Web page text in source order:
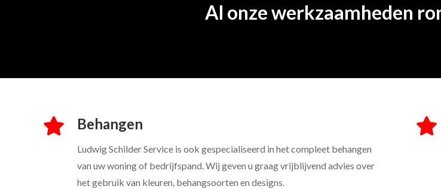
Al onze werkzaamheden
Behangen
Ludwig Schilder Service is ook gespecialiseerd in het compleet behangen
van uw woning of bedrijfspand. Wij geven u graag vrijblijvend advies over
het gebruik van kleuren, behangsoorten en designs.